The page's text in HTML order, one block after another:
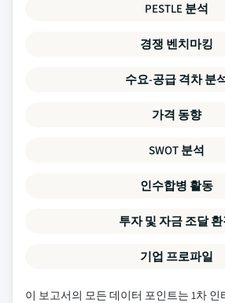
PESTLE 분석
경쟁 벤치마킹
수요-공급 격차 분
가격 동향
SWOT 분석
인수합병 활동
투자 및 자금 조달 환
기업 프로파일
이 보고서의 모든 데이터 포인트는 1차